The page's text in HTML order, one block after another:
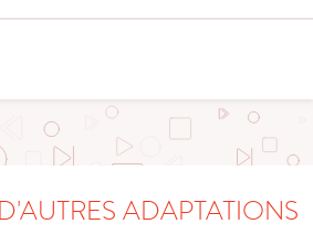
ADAPTATIONS